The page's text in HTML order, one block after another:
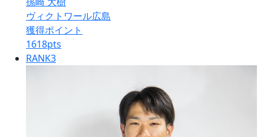
ヴィクトワール広島
獲得ポイント
1618pts
RANK3